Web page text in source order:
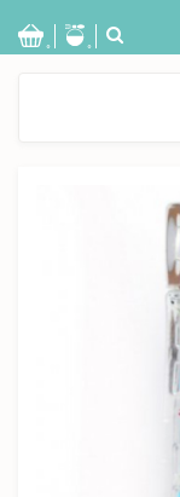
0 0